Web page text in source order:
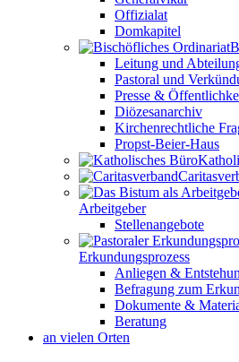
Offizialat
Domkapitel
Leitung und
Pastoral und
Presse &
Diözesanarchiv
Kirchenrechtliche
Propst-Beier-Haus
Arbeitgeber
Stellenangebote
Erkundungsprozess
Anliegen &
Befragung zum
Dokumente &
Beratung
an vielen Orten